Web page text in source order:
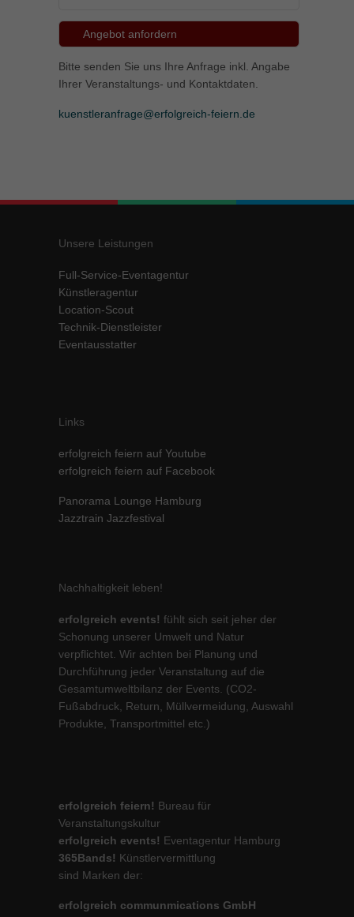
Angebot anfordern
Bitte senden Sie uns Ihre Anfrage inkl. Angabe
Ihrer Veranstaltungs- und Kontaktdaten.
kuenstleranfrage@erfolgreich-feiern.de
Unsere Leistungen
Full-Service-Eventagentur
Künstleragentur
Location-Scout
Technik-Dienstleister
Eventausstatter
Links
erfolgreich feiern auf Youtube
erfolgreich feiern auf Facebook
Panorama Lounge Hamburg
Jazztrain Jazzfestival
Nachhaltigkeit leben!
erfolgreich events! fühlt sich seit jeher der
Schonung unserer Umwelt und Natur
verpflichtet. Wir achten bei Planung und
Durchführung jeder Veranstaltung auf die
Gesamtumweltbilanz der Events. (CO2-
Fußabdruck, Return, Müllvermeidung, Auswahl
Produkte, Transportmittel etc.)
erfolgreich feiern! Bureau für
Veranstaltungskultur
erfolgreich events! Eventagentur Hamburg
365Bands! Künstlervermittlung
sind Marken der:
erfolgreich communmications GmbH